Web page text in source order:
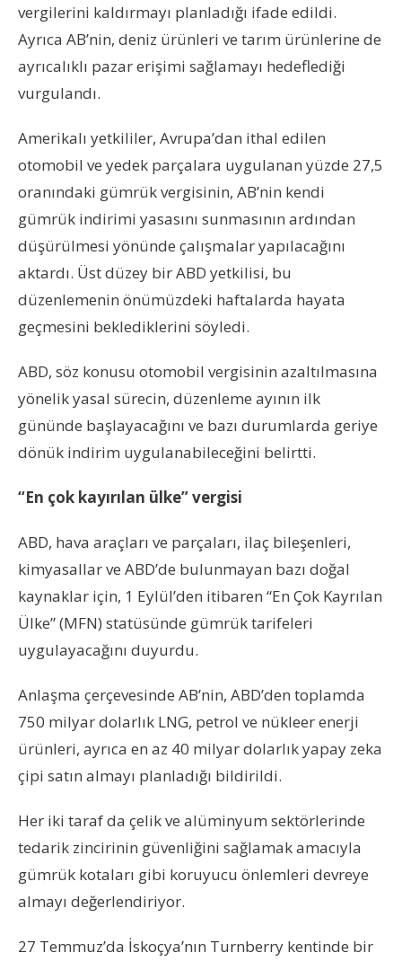
vergilerini kaldırmayı planladığı ifade edildi.
Ayrıca AB’nin, deniz ürünleri ve tarım ürünlerine de
ayrıcalıklı pazar erişimi sağlamayı hedeflediği
vurgulandı.
Amerikalı yetkililer, Avrupa’dan ithal edilen
otomobil ve yedek parçalara uygulanan yüzde 27,5
oranındaki gümrük vergisinin, AB’nin kendi
gümrük indirimi yasasını sunmasının ardından
düşürülmesi yönünde çalışmalar yapılacağını
aktardı. Üst düzey bir ABD yetkilisi, bu
düzenlemenin önümüzdeki haftalarda hayata
geçmesini beklediklerini söyledi.
ABD, söz konusu otomobil vergisinin azaltılmasına
yönelik yasal sürecin, düzenleme ayının ilk
gününde başlayacağını ve bazı durumlarda geriye
dönük indirim uygulanabileceğini belirtti.
“En çok kayırılan ülke” vergisi
ABD, hava araçları ve parçaları, ilaç bileşenleri,
kimyasallar ve ABD’de bulunmayan bazı doğal
kaynaklar için, 1 Eylül’den itibaren “En Çok Kayrılan
Ülke” (MFN) statüsünde gümrük tarifeleri
uygulayacağını duyurdu.
Anlaşma çerçevesinde AB’nin, ABD’den toplamda
750 milyar dolarlık LNG, petrol ve nükleer enerji
ürünleri, ayrıca en az 40 milyar dolarlık yapay zeka
çipi satın almayı planladığı bildirildi.
Her iki taraf da çelik ve alüminyum sektörlerinde
tedarik zincirinin güvenliğini sağlamak amacıyla
gümrük kotaları gibi koruyucu önlemleri devreye
almayı değerlendiriyor.
27 Temmuz’da İskoçya’nın Turnberry kentinde bir